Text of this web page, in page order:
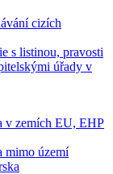
cizích
s listinou, pravosti
úřady v
v zemích EU, EHP
mimo území